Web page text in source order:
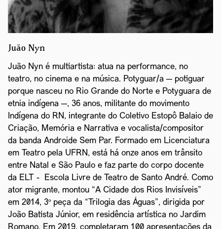
Juão Nyn
Juão Nyn é multiartista: atua na performance, no
teatro, no cinema e na música. Potyguar/a — potiguar
porque nasceu no Rio Grande do Norte e Potyguara de
etnia indígena —, 36 anos, militante do movimento
Indígena do RN, integrante do Coletivo Estopô Balaio de
Criação, Memória e Narrativa e vocalista/compositor
da banda Androide Sem Par. Formado em Licenciatura
em Teatro pela UFRN, está há onze anos em trânsito
entre Natal e São Paulo e faz parte do corpo docente
da ELT - Escola Livre de Teatro de Santo André. Como
ator migrante, montou “A Cidade dos Rios Invisíveis”
em 2014, 3º peça da “Trilogia das Águas”, dirigida por
João Batista Júnior, em residência artística no Jardim
Romano. Em 2019, completaram 100 apresentações da